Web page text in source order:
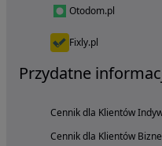
Otodom.pl
Fixly.pl
Przydatne
Cennik dla Klientów
Cennik dla Klientów